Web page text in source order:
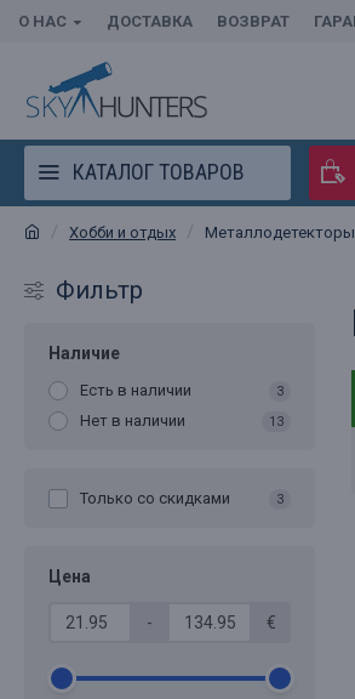
О НАС ДОСТАВКА ВОЗВРАТ
КАТАЛОГ ТОВАРОВ
Хобби и отдых Металлодетекторы
Фильтр
Наличие
Есть в наличии 3
Нет в наличии 13
Только со cкидками 3
Цена
- €